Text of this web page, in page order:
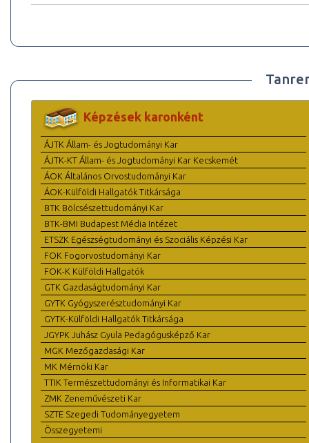
Képzések karonként
ÁJTK Állam- és Jogtudományi Kar
ÁJTK-KT Állam- és Jogtudományi Kar Kecskemét
ÁOK Általános Orvostudományi Kar
ÁOK-Külföldi Hallgatók Titkársága
BTK Bölcsészettudományi Kar
BTK-BMI Budapest Média Intézet
ETSZK Egészségtudományi és Szociális Képzési Kar
FOK Fogorvostudományi Kar
FOK-K Külföldi Hallgatók
GTK Gazdaságtudományi Kar
GYTK Gyógyszerésztudományi Kar
GYTK-Külföldi Hallgatók Titkársága
JGYPK Juhász Gyula Pedagógusképző Kar
MGK Mezőgazdasági Kar
MK Mérnöki Kar
TTIK Természettudományi és Informatikai Kar
ZMK Zeneművészeti Kar
SZTE Szegedi Tudományegyetem
Összegyetemi